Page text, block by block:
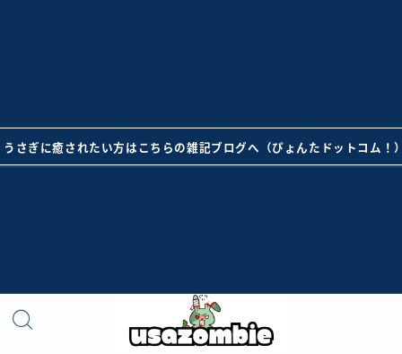
うさぎに癒されたい方はこちらの雑記ブログへ（ぴょんたドットコム！